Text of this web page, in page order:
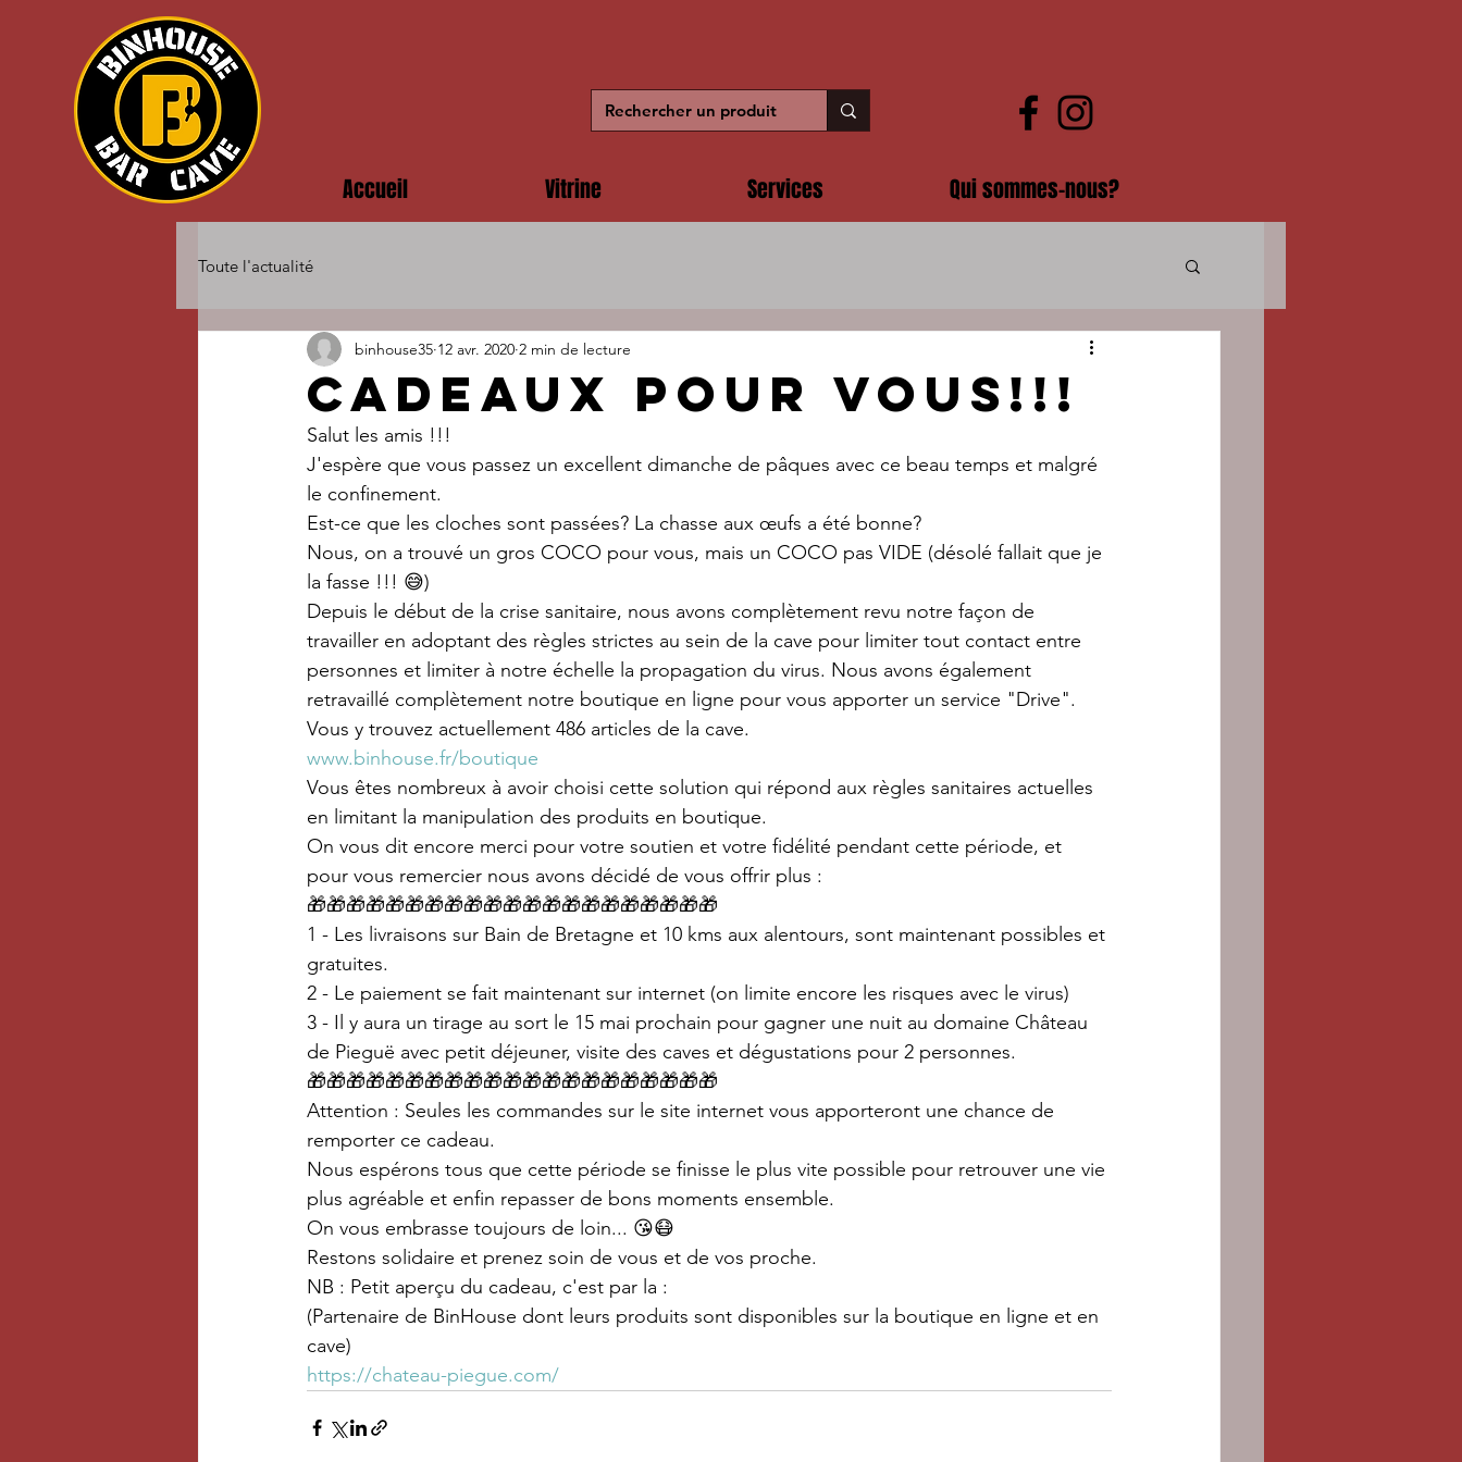
Accueil Vitrine Services Qui sommes-nous?
Toute l'actualité
cadeaux pour vous!!!
binhouse35 12 avr. 2020 2 min de lecture
Salut les amis !!!
J'espère que vous passez un excellent dimanche de pâques avec ce beau temps et malgré
le confinement.
Est-ce que les cloches sont passées? La chasse aux œufs a été bonne?
Nous, on a trouvé un gros COCO pour vous, mais un COCO pas VIDE (désolé fallait que je
la fasse !!! 😅)
Depuis le début de la crise sanitaire, nous avons complètement revu notre façon de
travailler en adoptant des règles strictes au sein de la cave pour limiter tout contact entre
personnes et limiter à notre échelle la propagation du virus. Nous avons également
retravaillé complètement notre boutique en ligne pour vous apporter un service "Drive".
Vous y trouvez actuellement 486 articles de la cave.
www.binhouse.fr/boutique
Vous êtes nombreux à avoir choisi cette solution qui répond aux règles sanitaires actuelles
en limitant la manipulation des produits en boutique.
On vous dit encore merci pour votre soutien et votre fidélité pendant cette période, et
pour vous remercier nous avons décidé de vous offrir plus :
🎁🎁🎁🎁🎁🎁🎁🎁🎁🎁🎁🎁🎁🎁🎁🎁🎁🎁🎁🎁🎁
1 - Les livraisons sur Bain de Bretagne et 10 kms aux alentours, sont maintenant possibles et
gratuites.
2 - Le paiement se fait maintenant sur internet (on limite encore les risques avec le virus)
3 - Il y aura un tirage au sort le 15 mai prochain pour gagner une nuit au domaine Château
de Pieguë avec petit déjeuner, visite des caves et dégustations pour 2 personnes.
🎁🎁🎁🎁🎁🎁🎁🎁🎁🎁🎁🎁🎁🎁🎁🎁🎁🎁🎁🎁🎁
Attention : Seules les commandes sur le site internet vous apporteront une chance de
remporter ce cadeau.
Nous espérons tous que cette période se finisse le plus vite possible pour retrouver une vie
plus agréable et enfin repasser de bons moments ensemble.
On vous embrasse toujours de loin... 😘😷
Restons solidaire et prenez soin de vous et de vos proche.
NB : Petit aperçu du cadeau, c'est par la :
(Partenaire de BinHouse dont leurs produits sont disponibles sur la boutique en ligne et en
cave)
https://chateau-piegue.com/